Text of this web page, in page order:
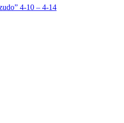
4-10 – 4-14